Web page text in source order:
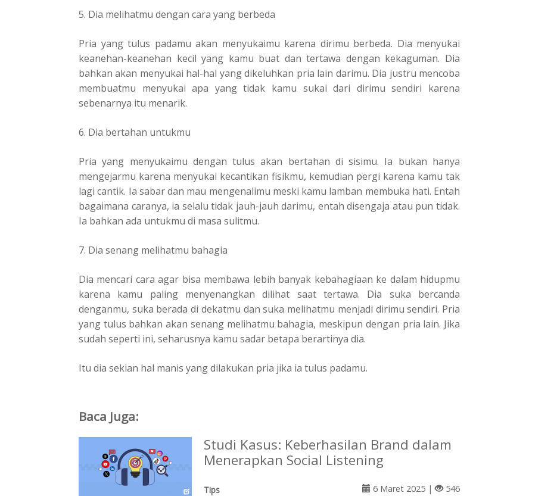
5. Dia melihatmu dengan cara yang berbeda
Pria yang tulus padamu akan menyukaimu karena dirimu berbeda. Dia menyukai
keanehan-keanehan kecil yang kamu buat dan tertawa dengan kekaguman. Dia
bahkan akan menyukai hal-hal yang dikeluhkan pria lain darimu. Dia justru mencoba
membuatmu menyukai apa yang tidak kamu sukai dari dirimu sendiri karena
sebenarnya itu menarik.
6. Dia bertahan untukmu
Pria yang menyukaimu dengan tulus akan bertahan di sisimu. Ia bukan hanya
mengejarmu karena menyukai kecantikan fisikmu, kemudian pergi karena kamu tak
lagi cantik. Ia sabar dan mau mengenalimu meski kamu lamban membuka hati. Entah
bagaimana caranya, ia selalu tidak jauh-jauh darimu, entah disengaja atau pun tidak.
Ia bahkan ada untukmu di masa sulitmu.
7. Dia senang melihatmu bahagia
Dia mencari cara agar bisa membawa lebih banyak kebahagiaan ke dalam hidupmu
karena kamu paling menyenangkan dilihat saat tertawa. Dia suka bercanda
denganmu, suka berada di dekatmu dan suka melihatmu menjadi dirimu sendiri. Pria
yang tulus bahkan akan senang melihatmu bahagia, meskipun dengan pria lain. Jika
sudah seperti ini, seharusnya kamu sadar betapa berartinya dia.
Itu dia sekian hal manis yang dilakukan pria jika ia tulus padamu.
Baca Juga:
Studi Kasus: Keberhasilan Brand dalam
Menerapkan Social Listening
Tips 6 Maret 2025 | 546